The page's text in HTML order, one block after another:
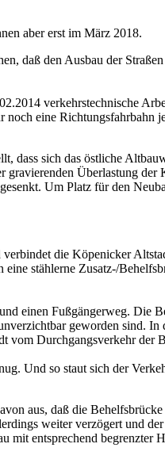
aber erst im März 2018.
daß den Ausbau der
verkehrstechnische
eine
dass sich das östliche
gravierenden Überlastung
Um Platz für den
die Köpenicker
stählerne Zusatz-/
einen Fußgängerweg.
geworden sind.
Durchgangsverkehr der
Und so staut sich der
aus, daß die
weiter verzögert und
mit entsprechend